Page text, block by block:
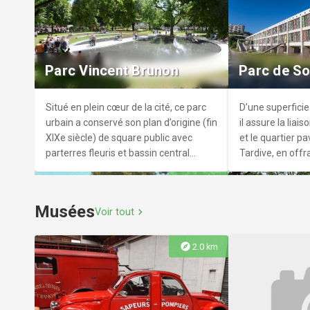
Discothèque le trianon
Situé à Saint-Étienne (42000) au 38 rue
Gutenberg.
La Commune
Halles de
proposons un
Incubateur
Convivialité,
Parc Vincent Brunon
Situé en plein cœur de la cité, ce parc
urbain a conservé son plan d’origine (fin
XIXe siècle) de square public avec
parterres fleuris et bassin central
Parc de
D’une
il assure la
et le quartier
Tardive, en
Parc municipal Parc
MuséesVoir tout chevron_right
explore 2.0 km